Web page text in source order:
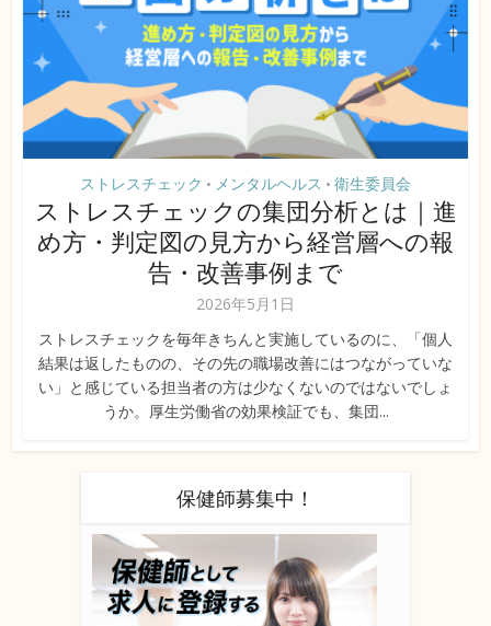
ストレスチェック • メンタルヘルス • 衛生委員会
ストレスチェックの集団分析とは｜進
め方・判定図の見方から経営層への報
告・改善事例まで
2026年5月1日
ストレスチェックを毎年きちんと実施しているのに、「個人
結果は返したものの、その先の職場改善にはつながっていな
い」と感じている担当者の方は少なくないのではないでしょ
うか。厚生労働省の効果検証でも、集団...
保健師募集中！